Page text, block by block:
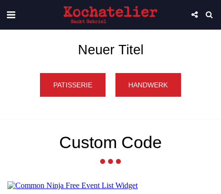
Neuer Titel
PATISSERIE HANDWERK
Custom Code